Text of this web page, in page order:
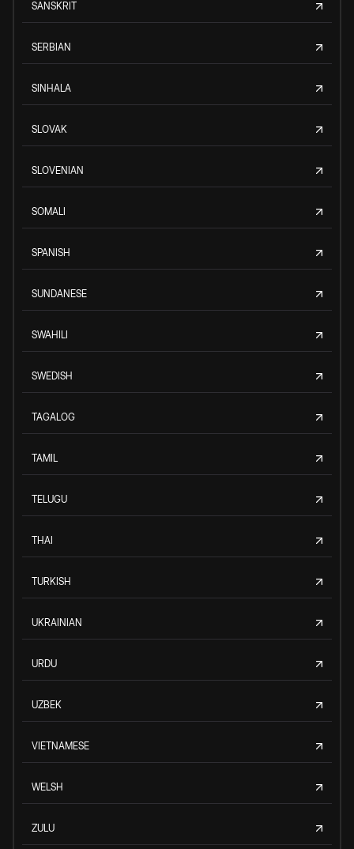
SANSKRIT
SERBIAN
SINHALA
SLOVAK
SLOVENIAN
SOMALI
SPANISH
SUNDANESE
SWAHILI
SWEDISH
TAGALOG
TAMIL
TELUGU
THAI
TURKISH
UKRAINIAN
URDU
UZBEK
VIETNAMESE
WELSH
ZULU